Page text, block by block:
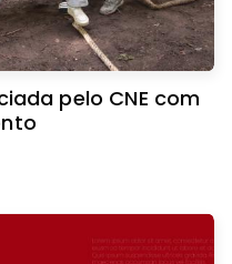
pelo CNE com